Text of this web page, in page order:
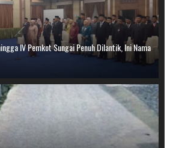
IV Pemkot Sungai Penuh Dilantik, Ini Nama